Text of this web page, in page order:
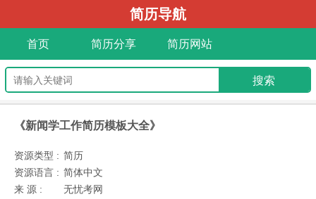
简历导航
首页 简历分享 简历网站
《新闻学工作简历模板大全》
资源类型 : 简历
资源语言 : 简体中文
来 源 :
无忧考网